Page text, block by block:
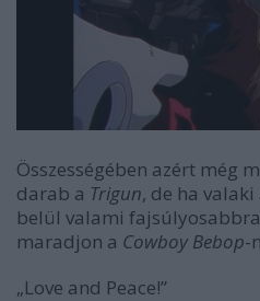
Összességében azért még
darab a Trigun, de ha
belül valami
maradjon a Cowboy Bebop-
„Love and Peace!”